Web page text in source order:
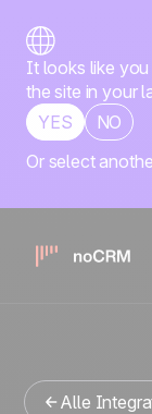
It looks like
the site in your
YES
NO
Or select
Sie suchen
Alle